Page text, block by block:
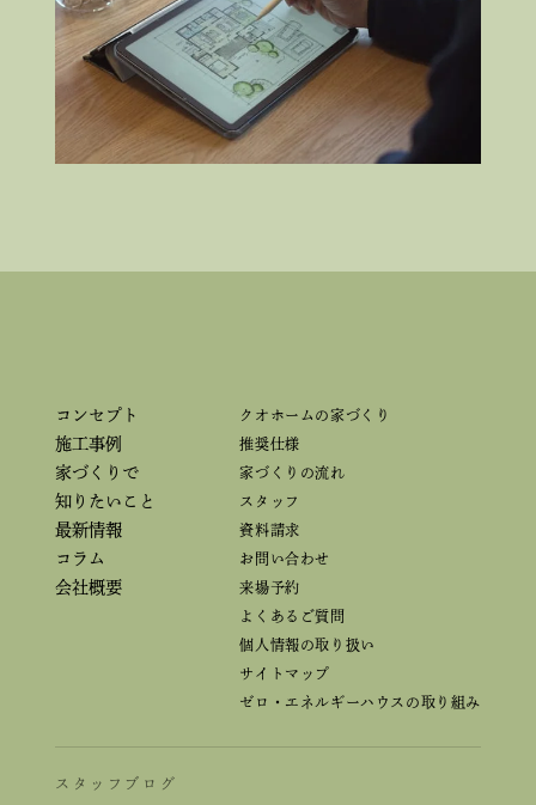
コンセプト
施工事例
家づくりで
知りたいこと
最新情報
コラム
会社概要
クオホームの家づくり
推奨仕様
家づくりの流れ
スタッフ
資料請求
お問い合わせ
来場予約
よくあるご質問
個人情報の取り扱い
サイトマップ
ゼロ・エネルギーハウスの取り組み
スタッフブログ